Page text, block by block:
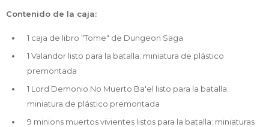
Contenido de la caja:
1 caja de libro "Tome" de Dungeon Saga
1 Valandor listo para la batalla: miniatura de plástico
premontada
1 Lord Demonio No Muerto Ba'el listo para la batalla:
miniatura de plástico premontada
9 minions muertos vivientes listos para la batalla: miniaturas